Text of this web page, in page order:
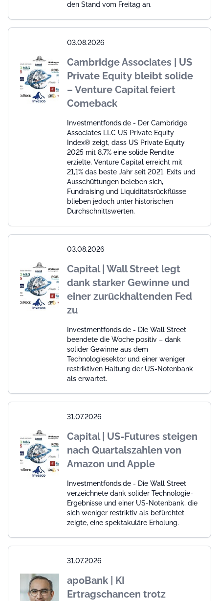
den Stand vom Freitag an.
03.08.2026
Cambridge Associates | US
Private Equity bleibt solide
– Venture Capital feiert
Comeback
Investmentfonds.de - Der Cambridge
Associates LLC US Private Equity
Index® zeigt, dass US Private Equity
2025 mit 8,7% eine solide Rendite
erzielte, Venture Capital erreicht mit
21,1% das beste Jahr seit 2021. Exits und
Ausschüttungen beleben sich,
Fundraising und Liquiditätsrückflüsse
blieben jedoch unter historischen
Durchschnittswerten.
03.08.2026
Capital | Wall Street legt
dank starker Gewinne und
einer zurückhaltenden Fed
zu
Investmentfonds.de - Die Wall Street
beendete die Woche positiv – dank
solider Gewinne aus dem
Technologiesektor und einer weniger
restriktiven Haltung der US-Notenbank
als erwartet.
31.07.2026
Capital | US-Futures steigen
nach Quartalszahlen von
Amazon und Apple
Investmentfonds.de - Die Wall Street
verzeichnete dank solider Technologie-
Ergebnisse und einer US-Notenbank, die
sich weniger restriktiv als befürchtet
zeigte, eine spektakuläre Erholung.
31.07.2026
apoBank | KI
Ertragschancen trotz